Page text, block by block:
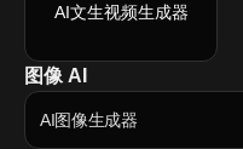
AI文生视频生成器
图像 AI
AI图像生成器